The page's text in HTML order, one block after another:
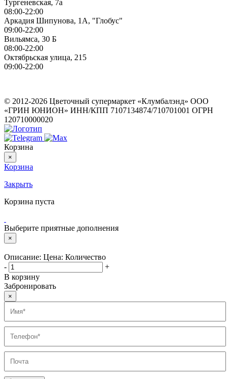
Тургеневская, 7а
08:00-22:00
Аркадия Шипунова, 1А, "Глобус"
09:00-22:00
Вильямса, 30 Б
08:00-22:00
Октябрьская улица, 215
09:00-22:00
© 2012-2026 Цветочный супермаркет «Клумбалэнд» ООО
«ГРИН ЮНИОН» ИНН/КПП 7107134874/710701001 ОГРН
120710000020
Корзина
×
Корзина
Закрыть
Корзина пуста
Выберите приятные дополнения
×
Описание: Цена: Количество
-
+
В корзину
Забронировать
×